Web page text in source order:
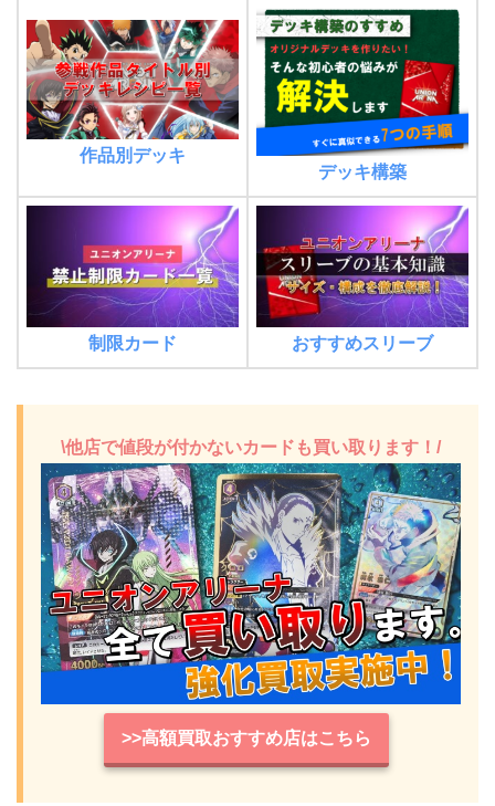
作品別デッキ
デッキ構築
制限カード おすすめスリーブ
\他店で値段が付かないカードも買い取ります！/
>>高額買取おすすめ店はこちら